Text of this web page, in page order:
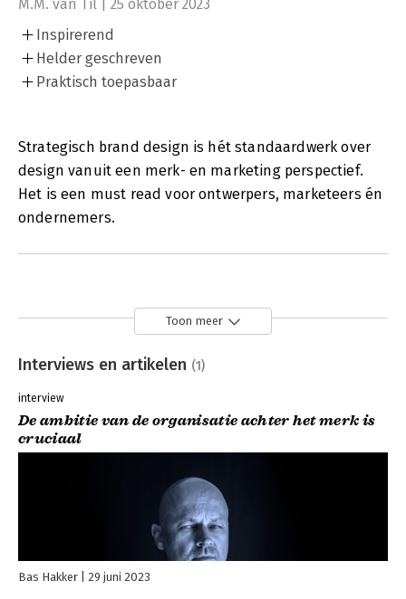
M.M. van Til | 25 oktober 2023
Inspirerend
Helder geschreven
Praktisch toepasbaar
Strategisch brand design is hét standaardwerk over
design vanuit een merk- en marketing perspectief.
Het is een must read voor ontwerpers, marketeers én
ondernemers.
Toon meer
Interviews en artikelen (1)
interview
De ambitie van de organisatie achter het merk is
cruciaal
Bas Hakker 29 juni 2023